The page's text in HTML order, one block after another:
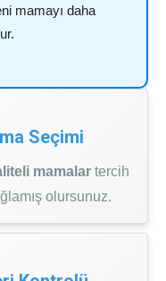
mamayı daha
Seçimi
mamalar tercih
olursunuz.